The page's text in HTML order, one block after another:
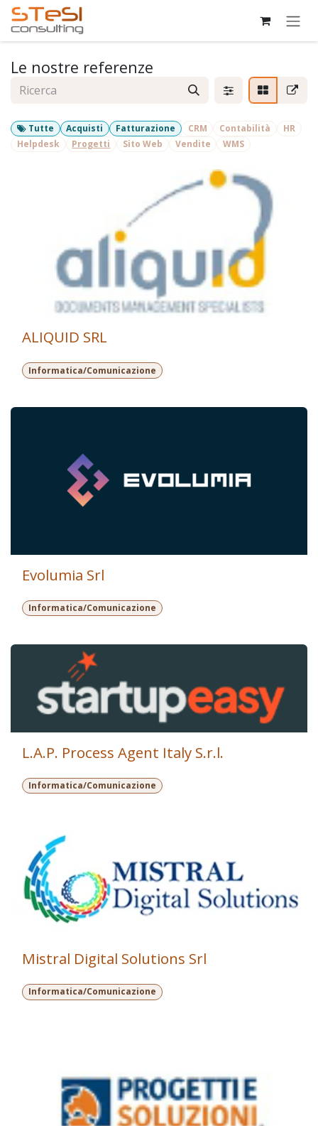
Passa al contenuto
Le nostre referenze
Tutte Acquisti Fatturazione CRM Contabilità
HR
Helpdesk
Progetti Sito Web Vendite WMS
ALIQUID SRL
Informatica/Comunicazione
Evolumia Srl
Informatica/Comunicazione
L.A.P. Process Agent Italy S.r.l.
Informatica/Comunicazione
Mistral Digital Solutions Srl
Informatica/Comunicazione